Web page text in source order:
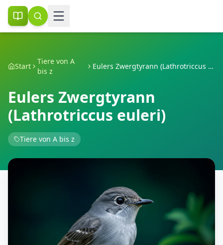
Start
Tiere von A
bis z
Eulers Zwergtyrann (Lathrotriccus euleri)
Eulers Zwergtyrann
(Lathrotriccus euleri)
Tiere von A bis z